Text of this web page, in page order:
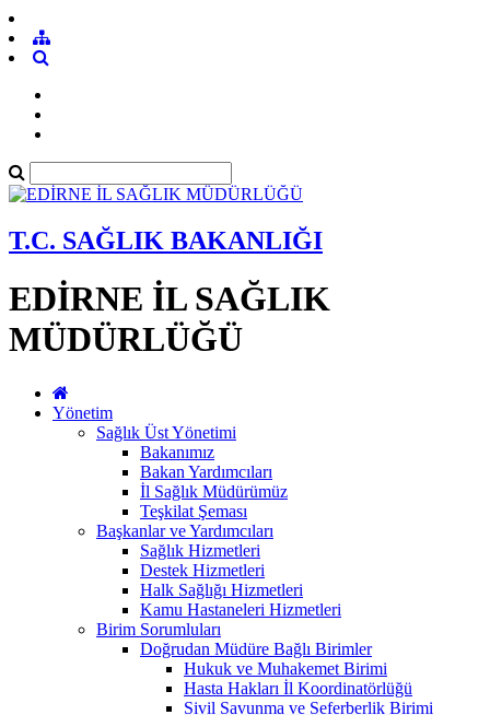
T.C. SAĞLIK BAKANLIĞI
EDİRNE İL SAĞLIK
MÜDÜRLÜĞÜ
Yönetim
Sağlık Üst Yönetimi
Bakanımız
Bakan Yardımcıları
İl Sağlık Müdürümüz
Teşkilat Şeması
Başkanlar ve Yardımcıları
Sağlık Hizmetleri
Destek Hizmetleri
Halk Sağlığı Hizmetleri
Kamu Hastaneleri Hizmetleri
Birim Sorumluları
Doğrudan Müdüre Bağlı Birimler
Hukuk ve Muhakemet Birimi
Hasta Hakları İl Koordinatörlüğü
Sivil Savunma ve Seferberlik Birimi